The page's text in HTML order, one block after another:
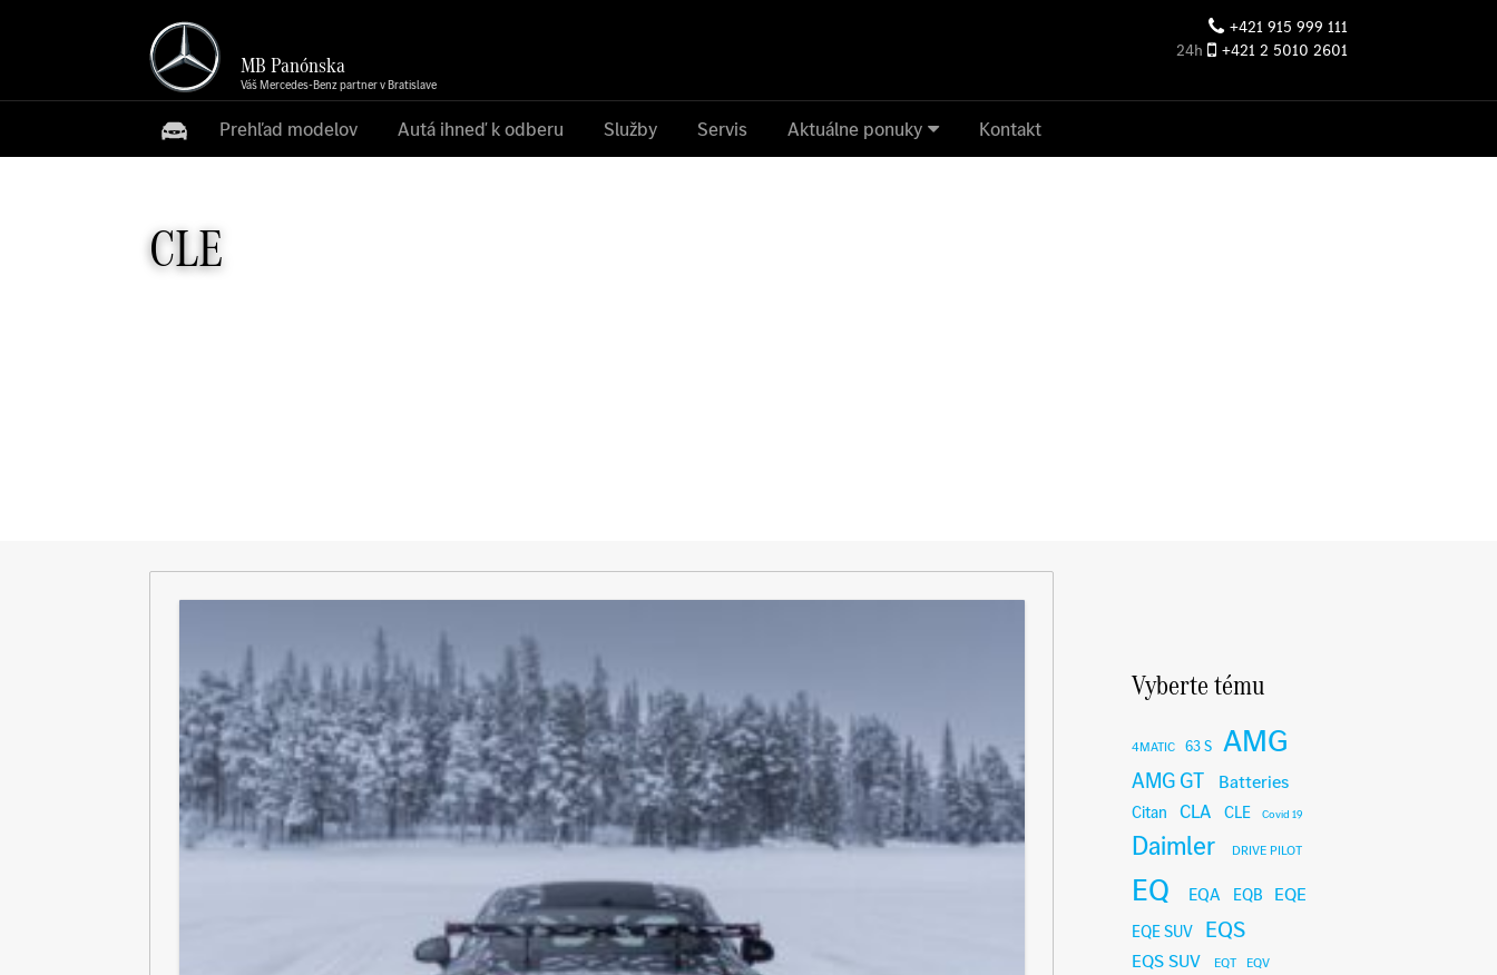
MB Panónska
Váš Mercedes-Benz partner v Bratislave
+421 915 999 111
24h
+421 2 5010 2601
Prehľad modelov Autá ihneď k odberu Služby Servis Aktuálne ponuky Kontakt
CLE
Vyberte tému
4MATIC 63 S AMG
AMG GT Batteries
Citan CLA CLE Covid 19
Daimler DRIVE PILOT
EQ EQA EQB EQE
EQE SUV EQS
EQS SUV EQT EQV